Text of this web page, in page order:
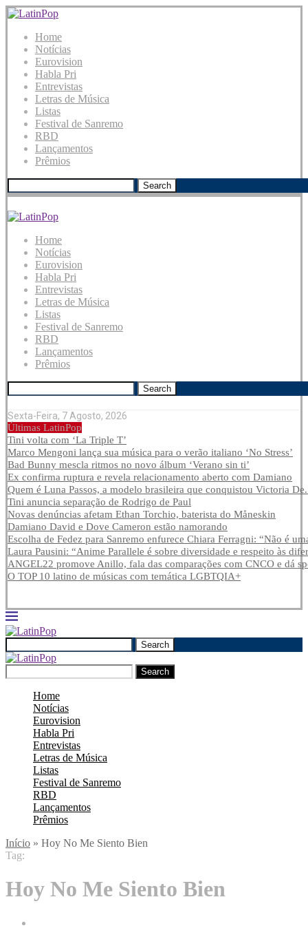
Home
Notícias
Eurovision
Habla Pri
Entrevistas
Letras de Música
Listas
Festival de Sanremo
RBD
Lançamentos
Prêmios
Search
Home
Notícias
Eurovision
Habla Pri
Entrevistas
Letras de Música
Listas
Festival de Sanremo
RBD
Lançamentos
Prêmios
Search
Sexta-Feira, 7 Agosto, 2026
Últimas LatinPop
Tini volta com ‘La Triple T’
Marco Mengoni lança sua música para o verão italiano ‘No Stress’
Bad Bunny mescla ritmos no novo álbum ‘Verano sin ti’
Ex confirma ruptura e revela relacionamento aberto com Damiano
Quem é Luna Passos, a modelo brasileira que conquistou Victoria
Tini anuncia separação de Rodrigo de Paul
Novas denúncias afetam Ethan Torchio, baterista do Måneskin
Damiano David e Dove Cameron estão namorando
Escolha de Fedez para Sanremo enfurece Chiara Ferragni: “Não é
Laura Pausini: “Anime Parallele é sobre diversidade e respeito às
ANGEL22 promove Anillo, fala das comparações com CNCO e dá
O TOP 10 latino de músicas com temática LGBTQIA+
Search
Search
Home
Notícias
Eurovision
Habla Pri
Entrevistas
Letras de Música
Listas
Festival de Sanremo
RBD
Lançamentos
Prêmios
Início » Hoy No Me Siento Bien
Tag:
Hoy No Me Siento Bien